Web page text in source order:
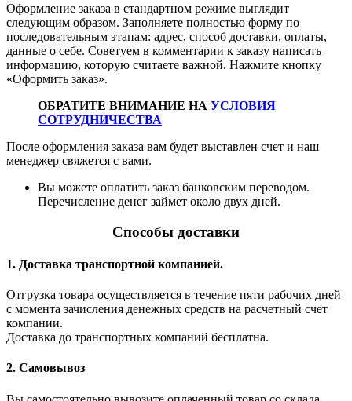
Оформление заказа в стандартном режиме выглядит
следующим образом. Заполняете полностью форму по
последовательным этапам: адрес, способ доставки, оплаты,
данные о себе. Советуем в комментарии к заказу написать
информацию, которую считаете важной. Нажмите кнопку
«Оформить заказ».
ОБРАТИТЕ ВНИМАНИЕ НА УСЛОВИЯ
СОТРУДНИЧЕСТВА
После оформления заказа вам будет выставлен счет и наш
менеджер свяжется с вами.
Вы можете оплатить заказ банковским переводом.
Перечисление денег займет около двух дней.
Способы доставки
1. Доставка транспортной компанией.
Отгрузка товара осуществляется в течение пяти рабочих дней
с момента зачисления денежных средств на расчетный счет
компании.
Доставка до транспортных компаний бесплатна.
2. Самовывоз